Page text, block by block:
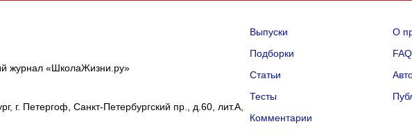
журнал «ШколаЖизни.ру»
г. Петергоф, Санкт-Петербургский пр., д.60, лит.А,
Выпуски
Подборки
Статьи
Тесты
Комментарии
О
FAQ